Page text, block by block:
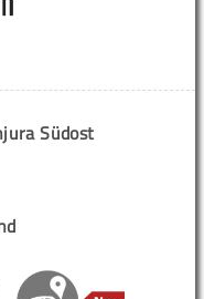
Südost